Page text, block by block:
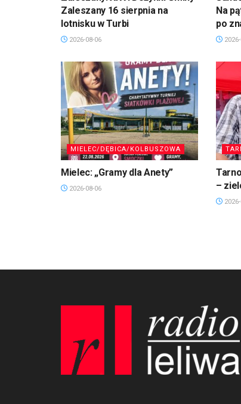
Zaleszany 16 sierpnia na
lotnisku w Turbi
2026-08-06
Na
po
2026-
MIELEC/DĘBICA/KOLBUSZOWA
Mielec: „Gramy dla Anety”
2026-08-06
–
2026-